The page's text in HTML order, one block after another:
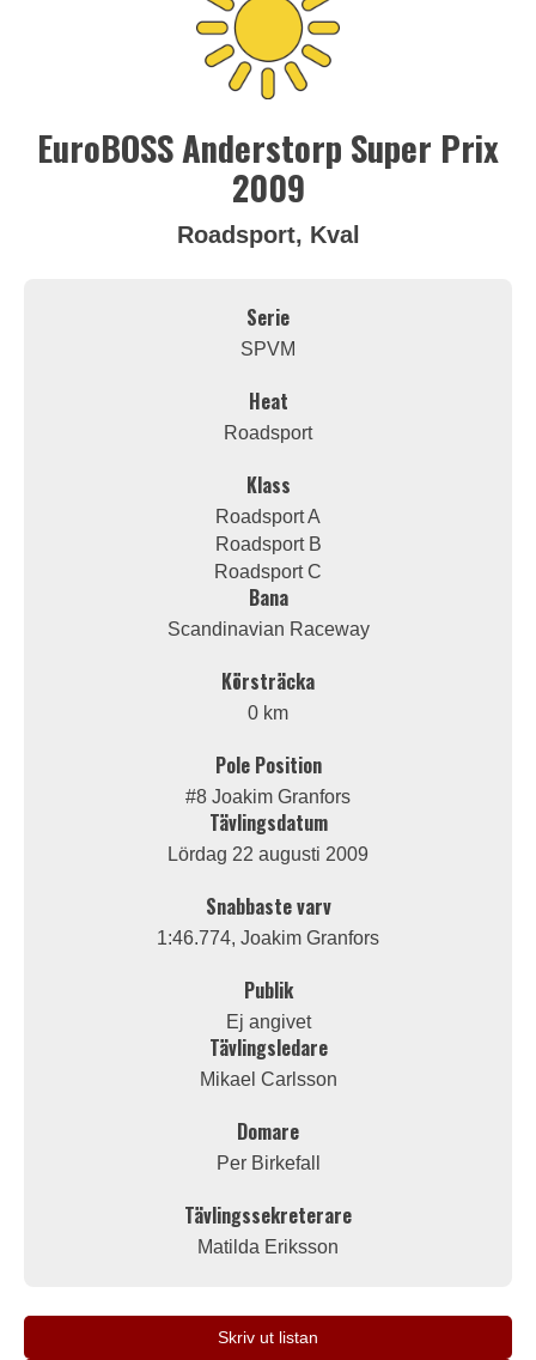
EuroBOSS Anderstorp Super Prix
2009
Roadsport, Kval
Serie
SPVM
Heat
Roadsport
Klass
Roadsport A
Roadsport B
Roadsport C
Bana
Scandinavian Raceway
Körsträcka
0 km
Pole Position
#8 Joakim Granfors
Tävlingsdatum
Lördag 22 augusti 2009
Snabbaste varv
1:46.774, Joakim Granfors
Publik
Ej angivet
Tävlingsledare
Mikael Carlsson
Domare
Per Birkefall
Tävlingssekreterare
Matilda Eriksson
Skriv ut listan